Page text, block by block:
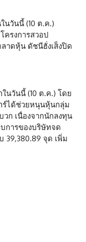
วันนี้ (10 ต.ค.)
ครงการสวอป
าดหุ้น ดัชนีฮั่งเส็งปิด
วันนี้ (10 ต.ค.) โดย
ร์ได้ช่วยหนุนหุ้นกลุ่ม
วก เนื่องจากนักลงทุน
การของบริษัทจด
39,380.89 จุด เพิ่ม